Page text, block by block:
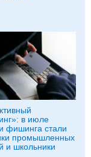
в июле
фишинга стали
промышленных
и школьники